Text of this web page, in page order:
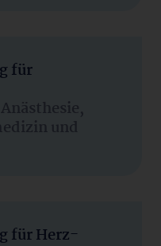
für
und
für Herz-